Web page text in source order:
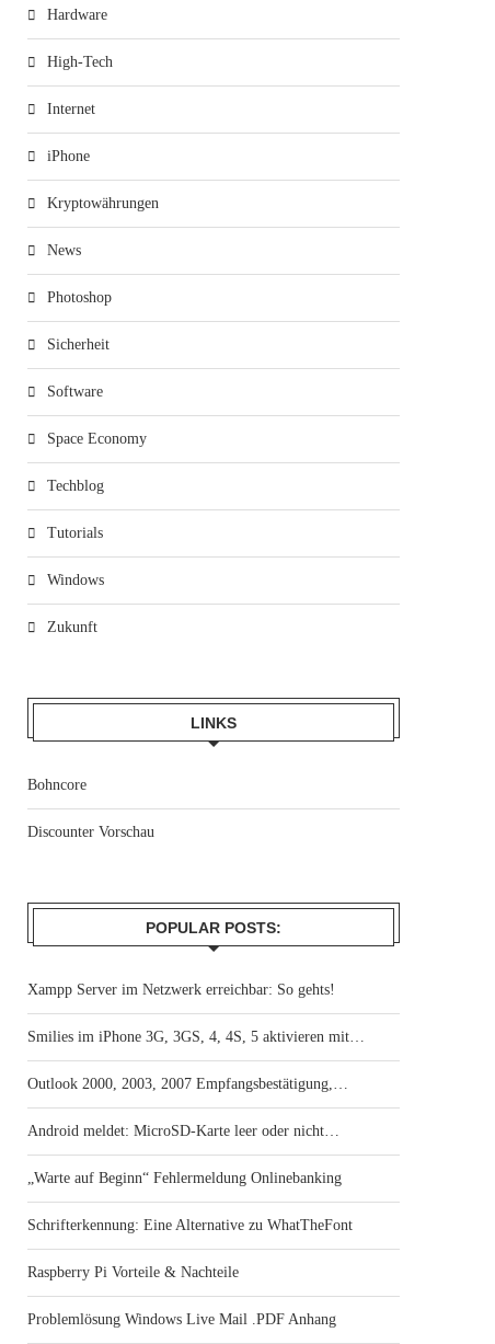
Hardware
High-Tech
Internet
iPhone
Kryptowährungen
News
Photoshop
Sicherheit
Software
Space Economy
Techblog
Tutorials
Windows
Zukunft
LINKS
Bohncore
Discounter Vorschau
POPULAR POSTS:
Xampp Server im Netzwerk erreichbar: So gehts!
Smilies im iPhone 3G, 3GS, 4, 4S, 5 aktivieren mit…
Outlook 2000, 2003, 2007 Empfangsbestätigung,…
Android meldet: MicroSD-Karte leer oder nicht…
„Warte auf Beginn“ Fehlermeldung Onlinebanking
Schrifterkennung: Eine Alternative zu WhatTheFont
Raspberry Pi Vorteile & Nachteile
Problemlösung Windows Live Mail .PDF Anhang